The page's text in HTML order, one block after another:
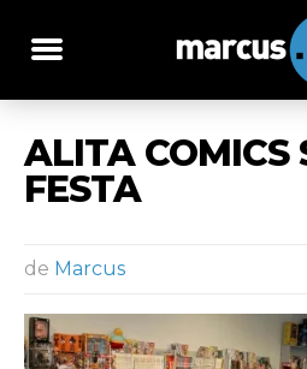
ALITA COMICS
FESTA
de Marcus